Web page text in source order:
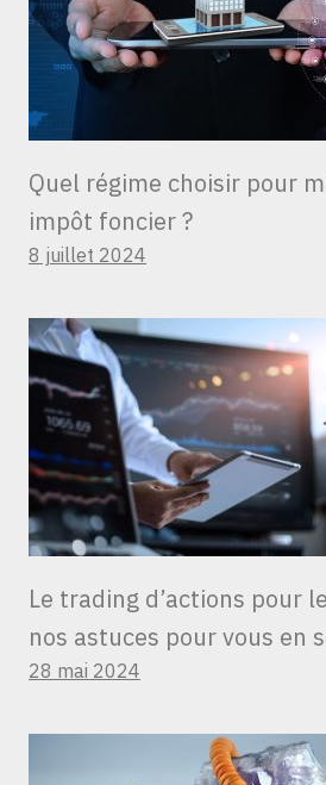
Quel régime choisir pour
impôt foncier ?
8 juillet 2024
Le trading d’actions pour
nos astuces pour vous en
28 mai 2024